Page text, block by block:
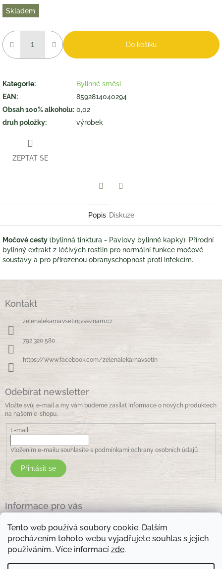
Tento web používá soubory cookie. Dalším
procházením tohoto webu vyjadřujete souhlas s jejich
používáním.. Více informací zde.
Měrná
cena:
Skladem
Do košíku
Kategorie:
Bylinné směsi
EAN :
8592814040294
Obsah 100% alkoholu: 0,02
druh položky: výrobek
ZEPTAT SE
Popis Diskuze
Močové cesty (bylinná tinktura - Pavlovy bylinné kapky). Přírodní
bylinný extrakt z léčivých rostlin pro normální funkce močové
soustavy a pro přirozenou obranyschopnost proti infekcím.
Kontakt
zelenalekarna.vsetin@seznam.cz
792 320 580
https://www.facebook.com/zelenalekarnavsetin
Odebírat newsletter
Vložte svůj e-mail a my vám budeme zasílat informace o nových produktech
na našem e-shopu.
E-mail
Vložením e-mailu souhlasíte s podmínkami ochrany osobních údajů
Přihlásit se
Informace pro vás
Obchodní podmínky
Podmínky ochrany osobních údajů
Kontakty